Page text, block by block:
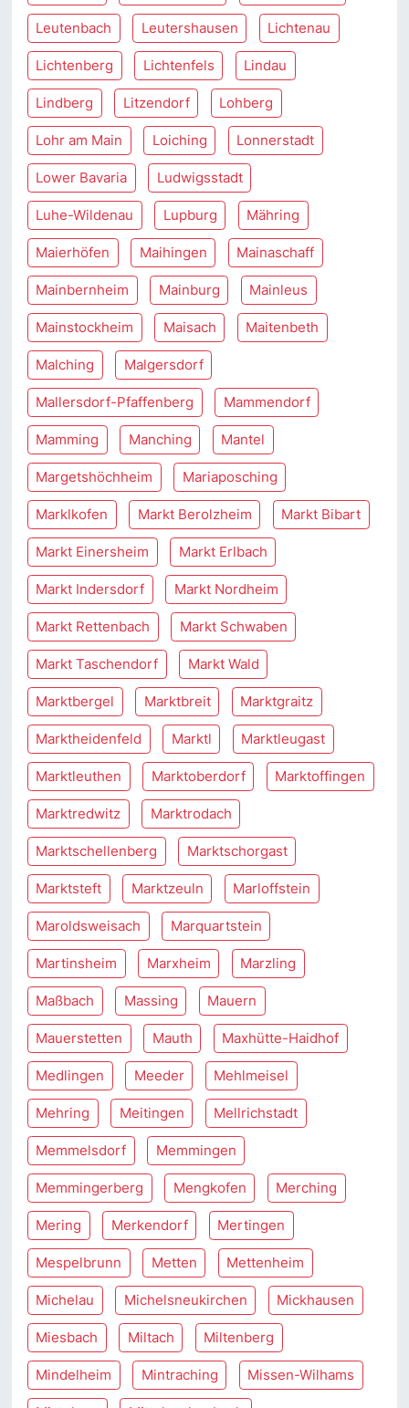
Leutenbach Leutershausen Lichtenau
Lichtenberg Lichtenfels Lindau
Lindberg Litzendorf Lohberg
Lohr am Main Loiching Lonnerstadt
Lower Bavaria Ludwigsstadt
Luhe-Wildenau Lupburg Mähring
Maierhöfen Maihingen Mainaschaff
Mainbernheim Mainburg Mainleus
Mainstockheim Maisach Maitenbeth
Malching Malgersdorf
Mallersdorf-Pfaffenberg Mammendorf
Mamming Manching Mantel
Margetshöchheim Mariaposching
Marklkofen Markt Berolzheim Markt Bibart
Markt Einersheim Markt Erlbach
Markt Indersdorf Markt Nordheim
Markt Rettenbach Markt Schwaben
Markt Taschendorf Markt Wald
Marktbergel Marktbreit Marktgraitz
Marktheidenfeld Marktl Marktleugast
Marktleuthen Marktoberdorf Marktoffingen
Marktredwitz Marktrodach
Marktschellenberg Marktschorgast
Marktsteft Marktzeuln Marloffstein
Maroldsweisach Marquartstein
Martinsheim Marxheim Marzling
Maßbach Massing Mauern
Mauerstetten Mauth Maxhütte-Haidhof
Medlingen Meeder Mehlmeisel
Mehring Meitingen Mellrichstadt
Memmelsdorf Memmingen
Memmingerberg Mengkofen Merching
Mering Merkendorf Mertingen
Mespelbrunn Metten Mettenheim
Michelau Michelsneukirchen Mickhausen
Miesbach Miltach Miltenberg
Mindelheim Mintraching Missen-Wilhams